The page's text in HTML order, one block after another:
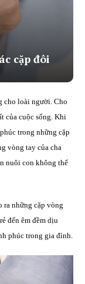
cặp đôi
cho loài người. Cho
của cuộc sống. Khi
trong những cặp
vòng tay của cha
nuôi con không thể
ra những cặp vòng
đến êm đềm dịu
phúc trong gia đình.